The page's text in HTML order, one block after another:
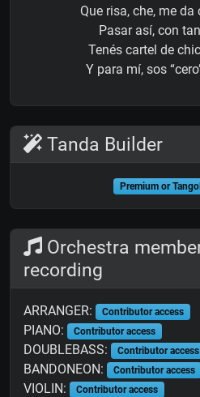
Que risa, che, me
Pasar así, con
Tenés cartel de
Y para mí, sos
Tanda Builder
Premium or
Orchestra
recording
ARRANGER: Contributor access
PIANO: Contributor access
DOUBLEBASS: Contributor access
BANDONEON: Contributor access
VIOLIN: Contributor access